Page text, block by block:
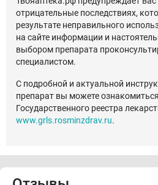
отрицательные последствиях,
результате неправильного
на сайте информации и
выбором препарата
специалистом.
С подробной и актуальной
препарат вы можете
Государственного реестра
www.grls.rosminzdrav.ru.